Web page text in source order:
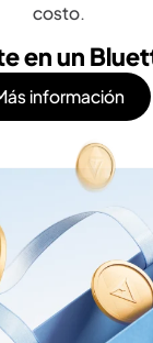
costo.
en un
información